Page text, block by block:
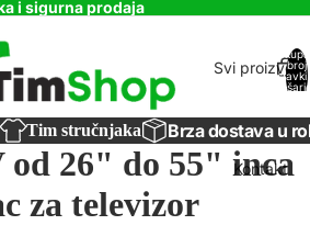
i sigurna prodaja
Svi proizvodi
Kontakt
broj
stavki
Tim stručnjaka Brza dostava u
od 26" do 55" inca
za televizor